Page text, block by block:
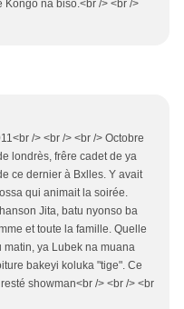
Kongo na biso.<br /> <br />
/> <br /> <br /> Octobre
londrès, frêre cadet de ya
ce dernier à Bxlles. Y avait
qui animait la soirée.
Jita, batu nyonso ba
et toute la famille. Quelle
ya Lubek na muana
bakeyi koluka "tige". Ce
showman<br /> <br /> <br